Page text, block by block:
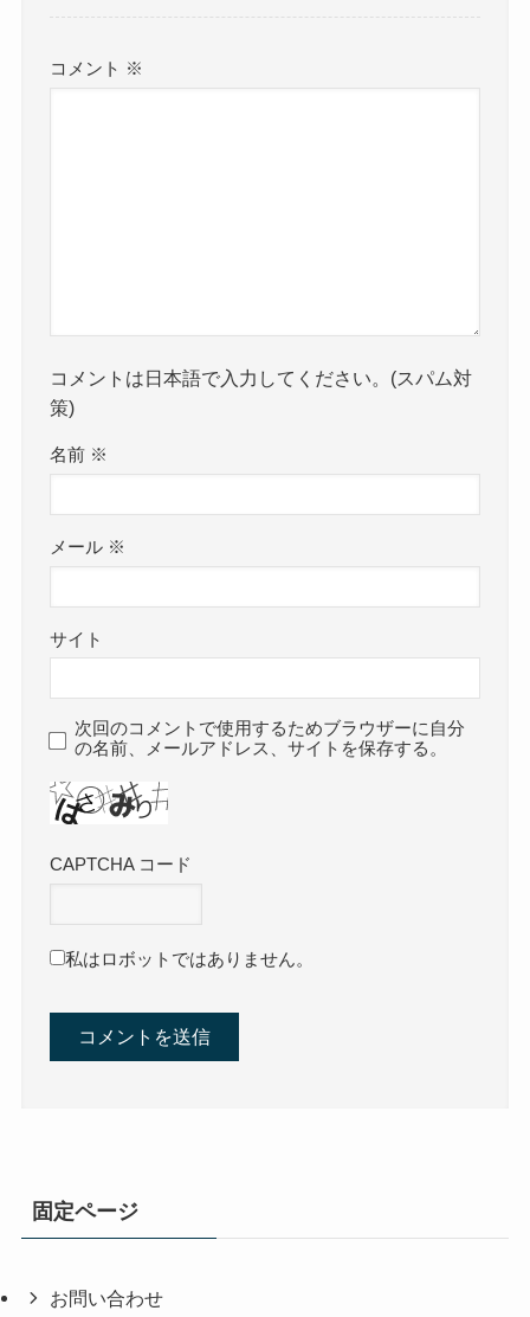
コメント ※
コメントは日本語で入力してください。(スパム対
策)
名前 ※
メール ※
サイト
次回のコメントで使用するためブラウザーに自分
の名前、メールアドレス、サイトを保存する。
CAPTCHA コード
私はロボットではありません。
固定ページ
お問い合わせ